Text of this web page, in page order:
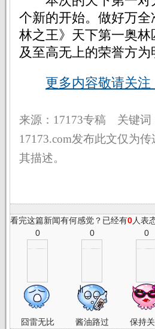
个新的开始。做好万
林之王》天下第一奥
及至高无上的荣誉方为
更多内容敬请关
来源：17173专稿 关键词
17173.com发布此文仅为
其描述。
看完这篇新闻有何感觉？已经有0人表
0
囧雷无比
0
酱油路过
0
保持